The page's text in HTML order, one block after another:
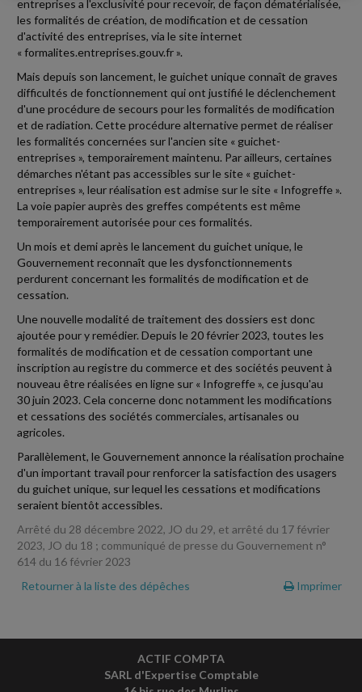
entreprises a l'exclusivité pour recevoir, de façon dématérialisée,
les formalités de création, de modification et de cessation
d'activité des entreprises, via le site internet
« formalites.entreprises.gouv.fr ».
Mais depuis son lancement, le guichet unique connaît de graves
difficultés de fonctionnement qui ont justifié le déclenchement
d'une procédure de secours pour les formalités de modification
et de radiation. Cette procédure alternative permet de réaliser
les formalités concernées sur l'ancien site « guichet-
entreprises », temporairement maintenu. Par ailleurs, certaines
démarches n'étant pas accessibles sur le site « guichet-
entreprises », leur réalisation est admise sur le site « Infogreffe ».
La voie papier auprès des greffes compétents est même
temporairement autorisée pour ces formalités.
Un mois et demi après le lancement du guichet unique, le
Gouvernement reconnaît que les dysfonctionnements
perdurent concernant les formalités de modification et de
cessation.
Une nouvelle modalité de traitement des dossiers est donc
ajoutée pour y remédier. Depuis le 20 février 2023, toutes les
formalités de modification et de cessation comportant une
inscription au registre du commerce et des sociétés peuvent à
nouveau être réalisées en ligne sur « Infogreffe », ce jusqu'au
30 juin 2023. Cela concerne donc notamment les modifications
et cessations des sociétés commerciales, artisanales ou
agricoles.
Parallèlement, le Gouvernement annonce la réalisation prochaine
d'un important travail pour renforcer la satisfaction des usagers
du guichet unique, sur lequel les cessations et modifications
seraient bientôt accessibles.
Arrêté du 28 décembre 2022, JO du 29, et arrêté du 17 février
2023, JO du 18 ; communiqué de presse du Gouvernement n°
614 du 16 février 2023
Retourner à la liste des dépêches
Imprimer
ACTIF COMPTA
SARL d'Expertise Comptable